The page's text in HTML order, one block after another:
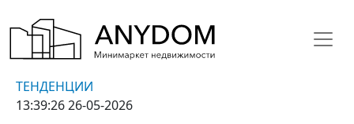
ТЕНДЕНЦИИ
13:39:26 26-05-2026